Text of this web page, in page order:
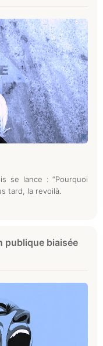
se lance : “Pourquoi
tard, la revoilà.
publique biaisée